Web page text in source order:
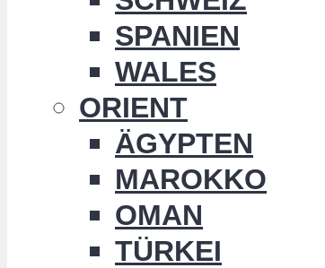
SPANIEN
WALES
ORIENT
ÄGYPTEN
MAROKKO
OMAN
TÜRKEI